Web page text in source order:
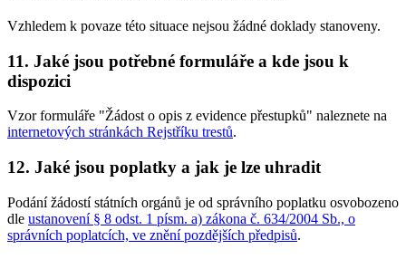
Vzhledem k povaze této situace nejsou žádné doklady stanoveny.
11. Jaké jsou potřebné formuláře a kde jsou k
dispozici
Vzor formuláře "Žádost o opis z evidence přestupků" naleznete na
internetových stránkách Rejstříku trestů.
12. Jaké jsou poplatky a jak je lze uhradit
Podání žádostí státních orgánů je od správního poplatku osvobozeno
dle ustanovení § 8 odst. 1 písm. a) zákona č. 634/2004 Sb., o
správních poplatcích, ve znění pozdějších předpisů.